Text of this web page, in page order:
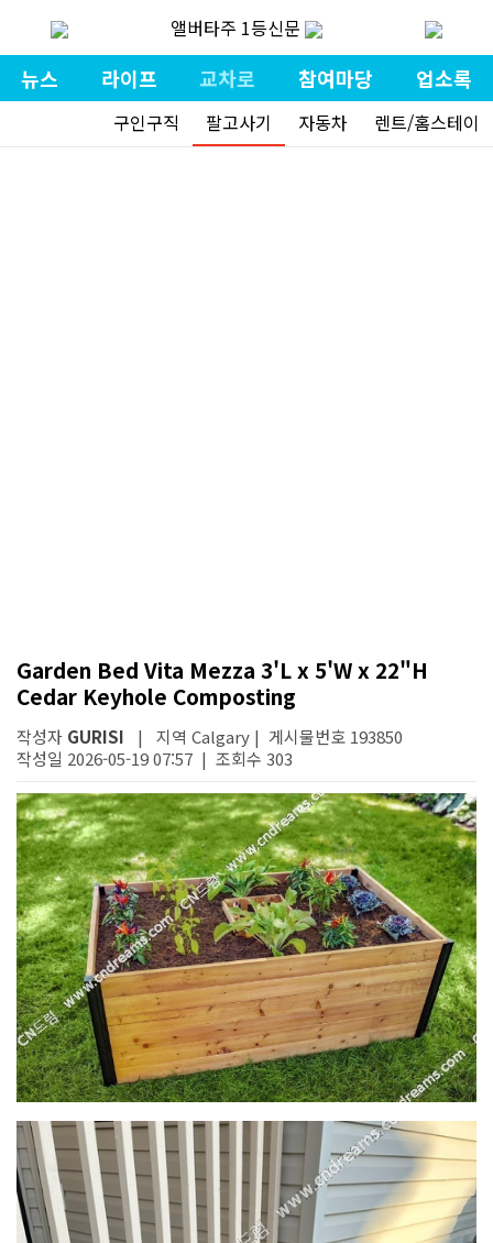
앨버타주 1등신문
뉴스 라이프 교차로 참여마당 업소록
구인구직 팔고사기 자동차 렌트/홈스테이
Garden Bed Vita Mezza 3'L x 5'W x 22"H
Cedar Keyhole Composting
작성자 GURISI | 지역 Calgary | 게시물번호 193850
작성일 2026-05-19 07:57 | 조회수 303